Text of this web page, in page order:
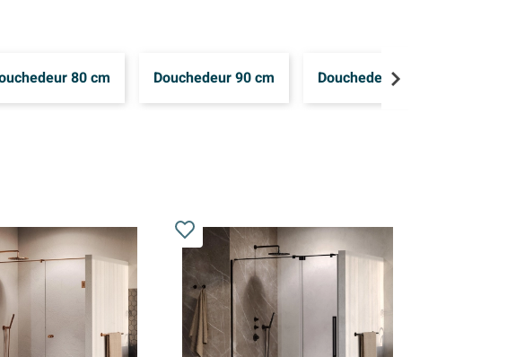
80 cm Douchedeur 90 cm Douchedeur 100 cm